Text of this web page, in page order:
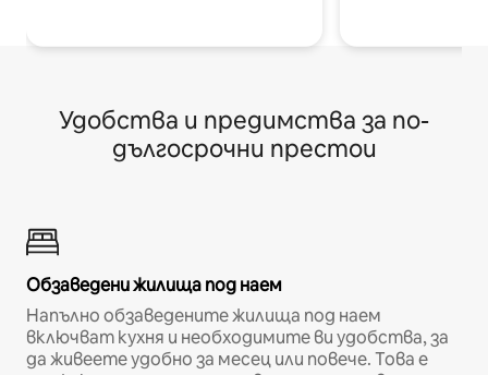
Удобства и предимства за по-
дългосрочни престои
Обзаведени жилища под наем
Напълно обзаведените жилища под наем
включват кухня и необходимите ви удобства, за
да живеете удобно за месец или повече. Това е